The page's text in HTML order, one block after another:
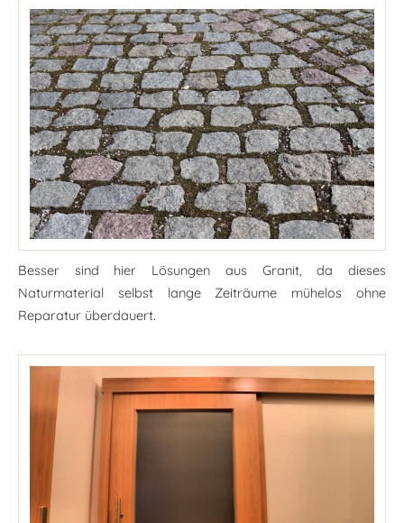
Besser sind hier Lösungen aus Granit, da dieses
Naturmaterial selbst lange Zeiträume mühelos ohne
Reparatur überdauert.